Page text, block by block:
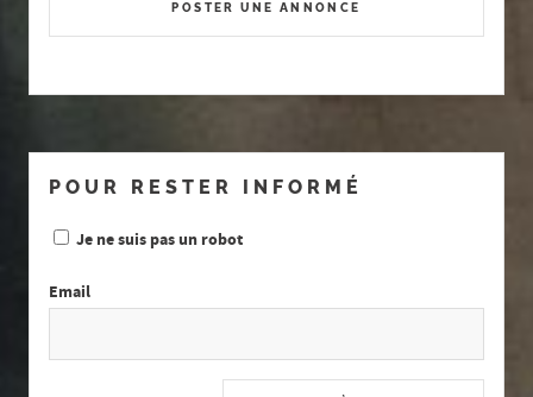
POSTER UNE ANNONCE
POUR RESTER INFORMÉ
Je ne suis pas un robot
Email